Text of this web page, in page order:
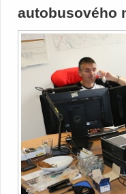
autobusového